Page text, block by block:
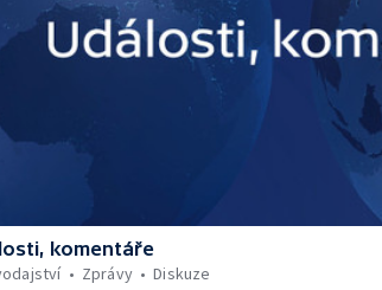
komentáře
Zprávy Diskuze